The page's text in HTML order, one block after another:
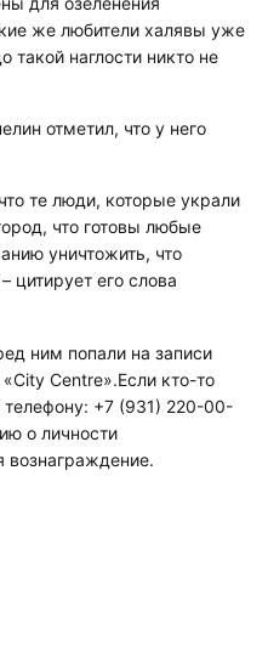
же любители халявы уже
наглости никто не
отметил, что у него
те люди, которые украли
что готовы любые
уничтожить, что
цитирует его слова
ним попали на записи
Centre».Если кто-то
телефону: +7 (931) 220-00-
о личности
вознаграждение.